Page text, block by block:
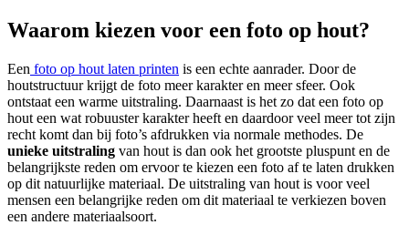
Waarom kiezen voor een foto op hout?
Een foto op hout laten printen is een echte aanrader. Door de
houtstructuur krijgt de foto meer karakter en meer sfeer. Ook
ontstaat een warme uitstraling. Daarnaast is het zo dat een foto op
hout een wat robuuster karakter heeft en daardoor veel meer tot zijn
recht komt dan bij foto’s afdrukken via normale methodes. De
unieke uitstraling van hout is dan ook het grootste pluspunt en de
belangrijkste reden om ervoor te kiezen een foto af te laten drukken
op dit natuurlijke materiaal. De uitstraling van hout is voor veel
mensen een belangrijke reden om dit materiaal te verkiezen boven
een andere materiaalsoort.